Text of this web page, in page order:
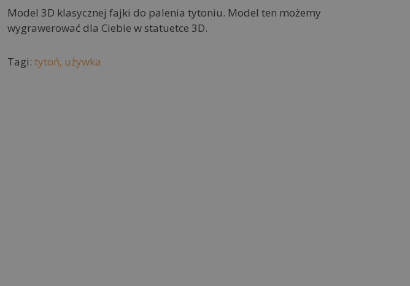
a
t
e
Model 3D klasycznej fajki do palenia tytoniu. Model ten możemy
wygrawerować dla Ciebie w statuetce 3D.
Tagi: tytoń, używka